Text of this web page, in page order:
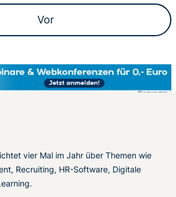
Vor
vier Mal im Jahr über Themen wie
Recruiting, HR-Software, Digitale